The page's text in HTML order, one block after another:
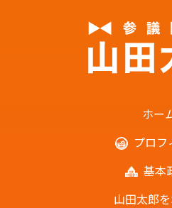
ホー
プロフ
基本
山田太郎